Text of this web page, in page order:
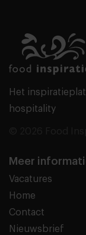
Het
hospitality
Meer
Vacatures
Home
Contact
Nieuwsbrief